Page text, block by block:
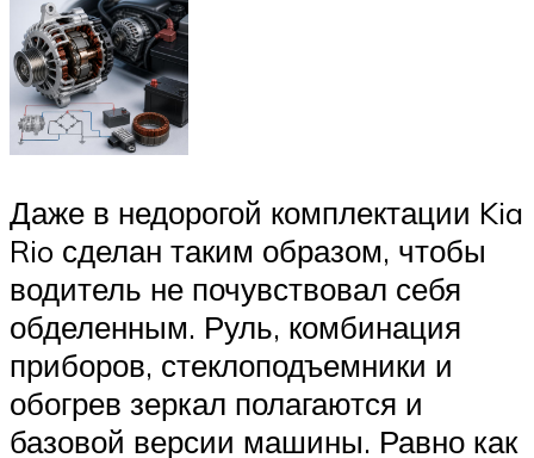
Даже в недорогой комплектации Kia
Rio сделан таким образом, чтобы
водитель не почувствовал себя
обделенным. Руль, комбинация
приборов, стеклоподъемники и
обогрев зеркал полагаются и
базовой версии машины. Равно как